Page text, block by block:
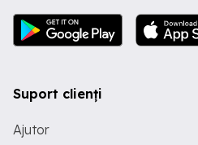
Suport clienți
Ajutor